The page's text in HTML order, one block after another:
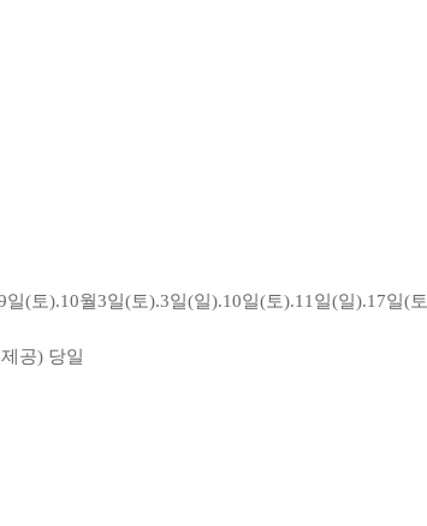
(토).10월3일(토).3일(일).10일(토).11일(일).17일(
공) 당일